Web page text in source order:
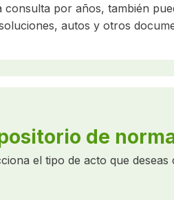
consulta por años, también
autos y otros
de
el tipo de acto que deseas